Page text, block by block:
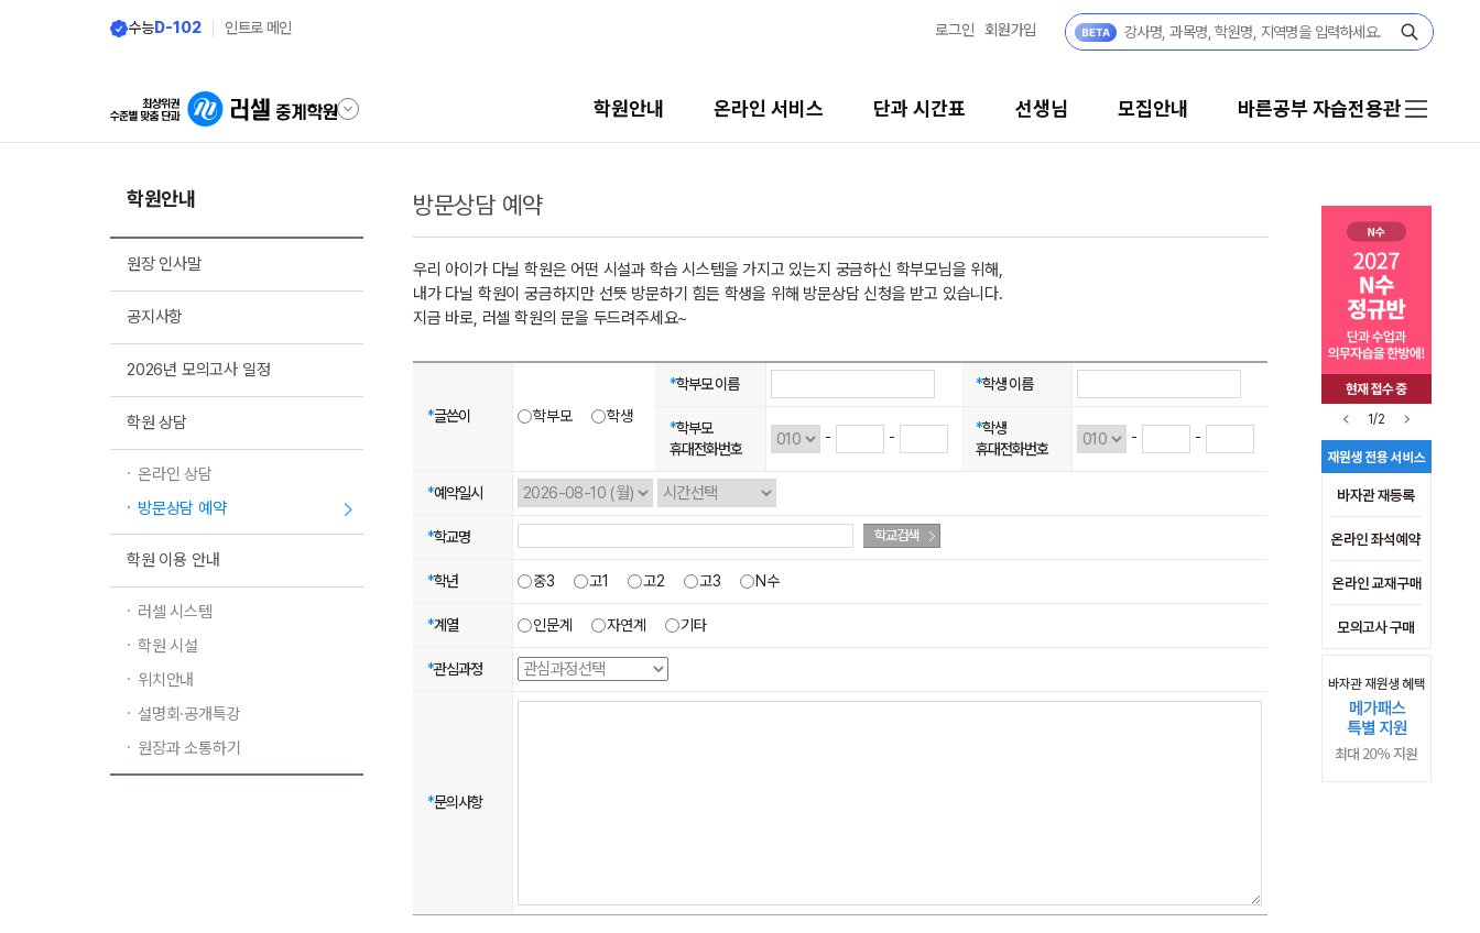
수능D-102 인트로 메인 로그인 회원가입
학원안내 온라인 서비스 단과 시간표 선생님 모집안내 바른공부 자습전용관
1/2
학원안내
원장 인사말
공지사항
2026년 모의고사 일정
학원 상담
온라인 상담
방문상담 예약
학원 이용 안내
러셀 시스템
학원 시설
위치안내
설명회·공개특강
원장과 소통하기
방문상담 예약
우리 아이가 다닐 학원은 어떤 시설과 학습 시스템을 가지고 있는지 궁금하신 학부모님을 위해,
내가 다닐 학원이 궁금하지만 선뜻 방문하기 힘든 학생을 위해 방문상담 신청을 받고 있습니다.
지금 바로, 러셀 학원의 문을 두드려주세요~
*글쓴이 학부모 학생
*학부모 이름 *학생 이름
*학부모
휴대전화번호
- - *학생
휴대전화번호
- -
*예약일시
*학교명 학교검색
*학년 중3 고1 고2 고3 N수
*계열 인문계 자연계 기타
*관심과정
*문의사항